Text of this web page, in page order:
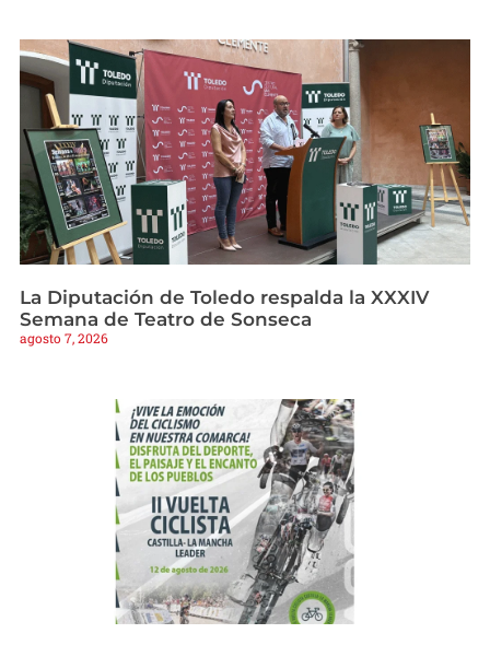
La Diputación de Toledo respalda la XXXIV
Semana de Teatro de Sonseca
agosto 7, 2026